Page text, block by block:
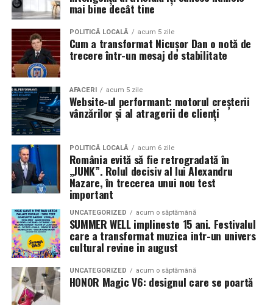
Sursa articol:BVON.ro
în mai multe orașe.
Pe11 februarieva avea loc proiecția specială
mea”de la Cinema City din City Park Constanța,de la
18:30, unde
regizorul Paul Decu și actrița Azaleea
Necula, originari din Constanța și împrejurimi, vor
prezenta filmul alături de colegii lor
Alexandra Răduță și Gabriel Vatavu.
Cinema City Shopping City Galați
12 februarie de la 18:30la întâlnirea cu actrițele
State și Azaleea Necula și regizorul Paul Decu.
Pe 13 februarie la ora 18:30, spectatorii dinIași
invitați la proiecția specială din
Mall, alături de regizorulPaul Decuși de
actoriiGabriel Vatavu, Sergiu Costache, Azaleea
Necula, Alexandra Răduță.
De „Ziua Îndrăgostiților”, pe14 februarie, în Cinema
City Iulius Mall Suceava, de la 18:30, spectatorii sunt
mai bine decât tine
POLITICĂ LOCALĂ acum 5 zile
Cum a transformat Nicușor Dan o notă de
trecere într-un mesaj de stabilitate
AFACERI acum 5 zile
Website-ul performant: motorul creșterii
vânzărilor și al atragerii de clienți
POLITICĂ LOCALĂ acum 6 zile
România evită să fie retrogradată în
„JUNK”. Rolul decisiv al lui Alexandru
Nazare, în trecerea unui nou test
important
UNCATEGORIZED acum o săptămână
SUMMER WELL implineste 15 ani. Festivalul
care a transformat muzica intr-un univers
cultural revine in august
UNCATEGORIZED acum o săptămână
HONOR Magic V6: designul care se poartă